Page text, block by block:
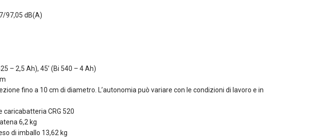
97,05 dB(A)
– 2,5 Ah), 45’ (Bi 540 – 4 Ah)
fino a 10 cm di diametro. L’autonomia può variare con le condizioni di lavoro e in
CRG 520
6,2 kg
di imballo 13,62 kg